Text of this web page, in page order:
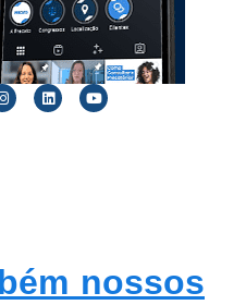
nossos